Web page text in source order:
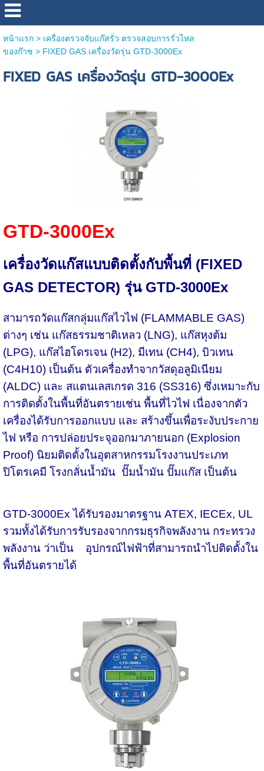
หน้าแรก> เครื่องตรวจจับแก๊สรั่ว ตรวจสอบการรั่วไหล
ของก๊าซ > FIXED GAS เครื่องวัดรุ่น GTD-3000Ex
FIXED GAS เครื่องวัดรุ่น GTD-3000Ex
GTD-3000Ex
เครื่องวัดแก๊สแบบติดตั้งกับพื้นที่ (FIXED
GAS DETECTOR) รุ่น GTD-3000Ex
สามารถวัดแก๊สกลุ่มแก๊สไวไฟ (FLAMMABLE GAS)
ต่างๆ เช่น แก๊สธรรมชาติเหลว (LNG), แก๊สหุงต้ม
(LPG), แก๊สไฮโดรเจน (H2), มีเทน (CH4), บิวเทน
(C4H10) เป็นต้น ตัวเครื่องทำจากวัสดุอลูมิเนียม
(ALDC) และ สแตนเลสเกรด 316 (SS316) ซึ่งเหมาะกับ
การติดตั้งในพื้นที่อันตรายเช่น พื้นที่ไวไฟ เนื่องจากตัว
เครื่องได้รับการออกแบบ และ สร้างขึ้นเพื่อระงับประกาย
ไฟ หรือ การปล่อยประจุออกมาภายนอก (Explosion
Proof) นิยมติดตั้งในอุตสาหกรรมโรงงานประเภท
ปิโตรเคมี โรงกลั่นน้ำมัน ปั๊มน้ำมัน ปั๊มแก๊ส เป็นต้น
GTD-3000Ex ได้รับรองมาตรฐาน ATEX, IECEx, UL
รวมทั้งได้รับการรับรองจากกรมธุรกิจพลังงาน กระทรวง
พลังงาน ว่าเป็น อุปกรณ์ไฟฟ้าที่สามารถนำไปติดตั้งใน
พื้นที่อันตรายได้